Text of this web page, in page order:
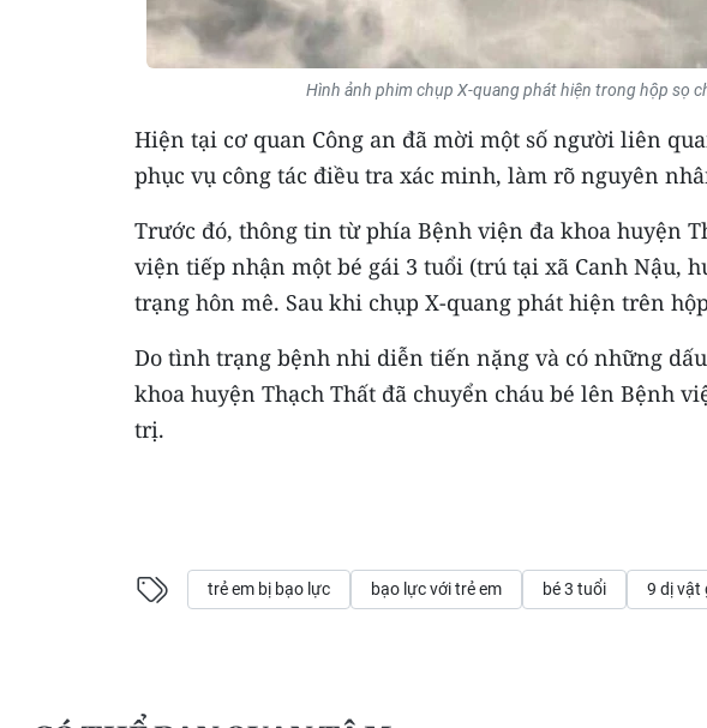
Hình ảnh phim chụp X-quang phát hiện trong hộp sọ
Hiện tại cơ quan Công an đã mời một số người liên
phục vụ công tác điều tra xác minh, làm rõ nguyên
Trước đó, thông tin từ phía Bệnh viện đa khoa huyện
viện tiếp nhận một bé gái 3 tuổi (trú tại xã Canh Nậu,
trạng hôn mê. Sau khi chụp X-quang phát hiện trên
Do tình trạng bệnh nhi diễn tiến nặng và có những
khoa huyện Thạch Thất đã chuyển cháu bé lên Bệnh
trị.
trẻ em bị bạo lực bạo lực với trẻ em bé 3 tuổi 9 dị vật